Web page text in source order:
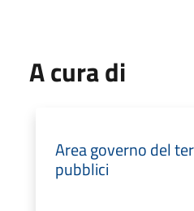
A cura di
Area governo del
pubblici